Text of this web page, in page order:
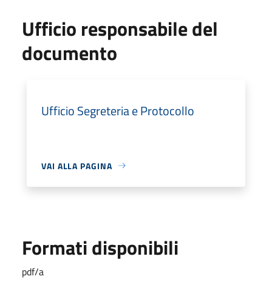
Ufficio responsabile del
documento
Ufficio Segreteria e Protocollo
VAI ALLA PAGINA
Formati disponibili
pdf/a